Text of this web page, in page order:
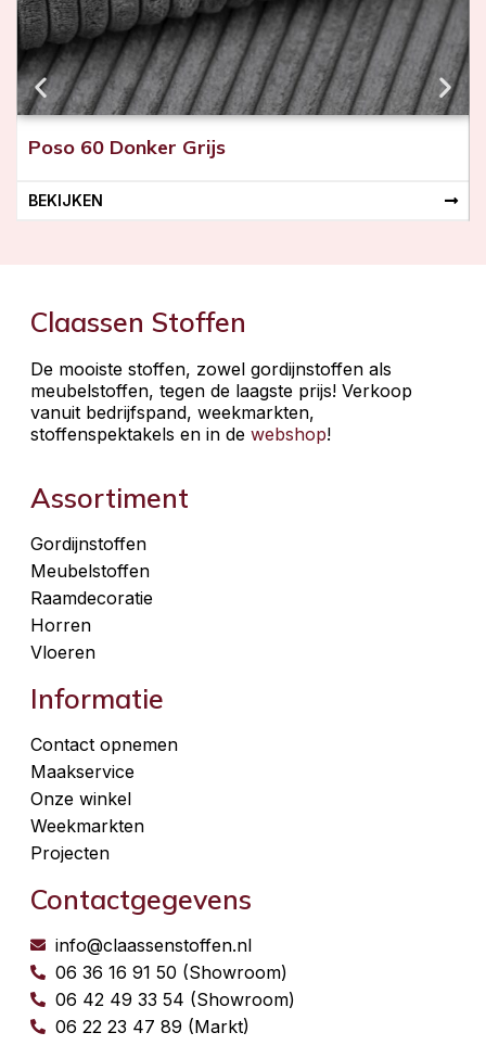
Poso 60 Donker Grijs
BEKIJKEN
Claassen Stoffen
De mooiste stoffen, zowel gordijnstoffen als
meubelstoffen, tegen de laagste prijs! Verkoop
vanuit bedrijfspand, weekmarkten,
stoffenspektakels en in de webshop!
Assortiment
Gordijnstoffen
Meubelstoffen
Raamdecoratie
Horren
Vloeren
Informatie
Contact opnemen
Maakservice
Onze winkel
Weekmarkten
Projecten
Contactgegevens
info@claassenstoffen.nl
06 36 16 91 50 (Showroom)
06 42 49 33 54 (Showroom)
06 22 23 47 89 (Markt)